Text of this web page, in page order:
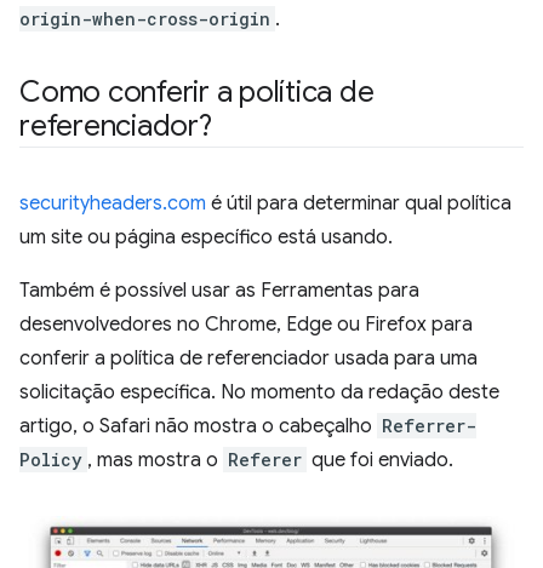
origin-when-cross-origin .
Como conferir a política de
referenciador?
securityheaders.com é útil para determinar qual política
um site ou página específico está usando.
Também é possível usar as Ferramentas para
desenvolvedores no Chrome, Edge ou Firefox para
conferir a política de referenciador usada para uma
solicitação específica. No momento da redação deste
artigo, o Safari não mostra o cabeçalho Referrer-
Policy , mas mostra o Referer que foi enviado.